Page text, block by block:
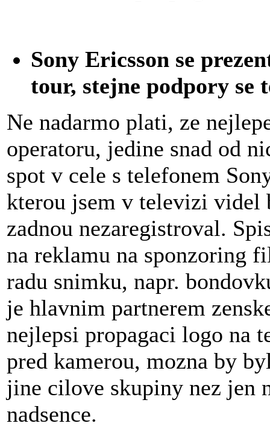
Sony Ericsson se
tour, stejne podpory se
Ne nadarmo plati, ze
operatoru, jedine snad od
spot v cele s telefonem
kterou jsem v televizi videl
zadnou nezaregistroval.
na reklamu na sponzoring
radu snimku, napr.
je hlavnim partnerem
nejlepsi propagaci logo na
pred kamerou, mozna by
jine cilove skupiny nez jen
nadsence.